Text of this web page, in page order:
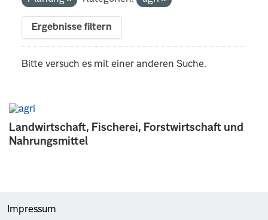
Landwirtschaft, Fischerei, Forstwirtschaft und
Nahrungsmittel
Ergebnisse filtern
Bitte versuch es mit einer anderen Suche.
Impressum